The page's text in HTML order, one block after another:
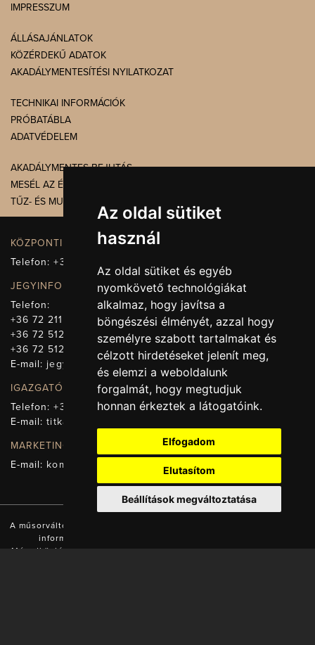
Az oldal sütiket
használ
Az oldal sütiket és egyéb
nyomkövető technológiákat
alkalmaz, hogy javítsa a
böngészési élményét, azzal hogy
személyre szabott tartalmakat és
célzott hirdetéseket jelenít meg,
és elemzi a weboldalunk
forgalmát, hogy megtudjuk
honnan érkeztek a látogatóink.
Elfogadom
Elutasítom
Beállítások megváltoztatása
IMPRESSZUM
ÁLLÁSAJÁNLATOK
KÖZÉRDEKŰ ADATOK
AKADÁLYMENTESÍTÉSI NYILATKOZAT
TECHNIKAI INFORMÁCIÓK
PRÓBATÁBLA
ADATVÉDELEM
AKADÁLYMENTES BEJUTÁS
MESÉL AZ ÉPÜLET
TŰZ- ÉS MUNKAVÉDELEM
KÖZPONTI ELÉRHETŐSÉG, TELEFONKÖZPONT
Telefon:+36 72 512-660
JEGYINFORMÁCIÓ
Telefon:
+36 72 211-965
+36 72 512-669
+36 72 512-675
E-mail: jegy@pnsz.hu
IGAZGATÓSÁG, TITKÁRSÁG
Telefon:+36 72 512-671
E-mail:titkarsag@pnsz.hu
MARKETING, SAJTÓ, KOMMUNIKÁCIÓ
E-mail: kommunikacio@pnsz.hu
A műsorváltozás jogát fenntartjuk! A honlapon található valamennyi
információ a Pécsi Nemzeti Színház tulajdonát képezi.
Másodközlésük a tulajdonos engedélyével és forrás (www.pnsz.hu)